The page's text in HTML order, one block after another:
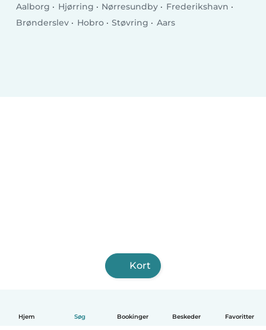
Hjem Søg Bookinger Beskeder Favoritter
Aalborg Hjørring Nørresundby
Frederikshavn
Brønderslev
Hobro Støvring Aars
Kort